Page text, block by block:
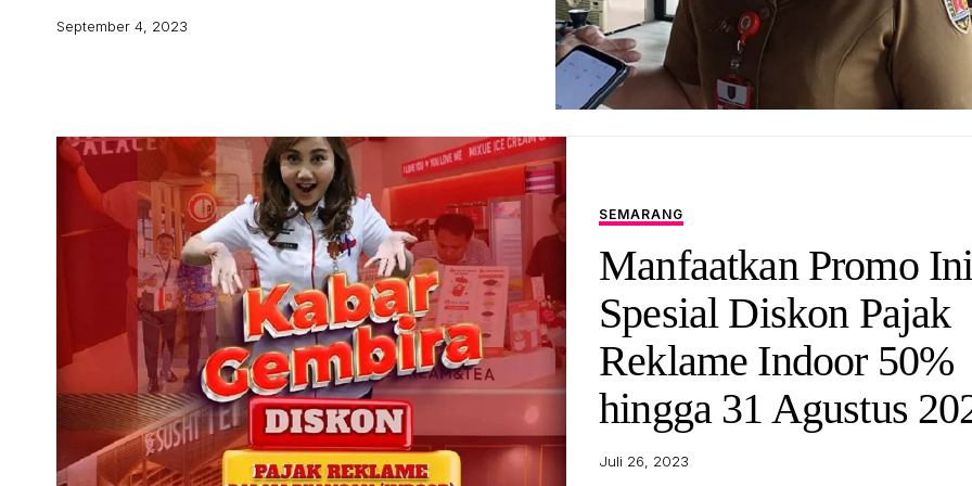
September 4, 2023
SEMARANG
Manfaatkan Promo
Spesial Diskon Pajak
Reklame Indoor 50%
hingga 31 Agustus
Juli 26, 2023